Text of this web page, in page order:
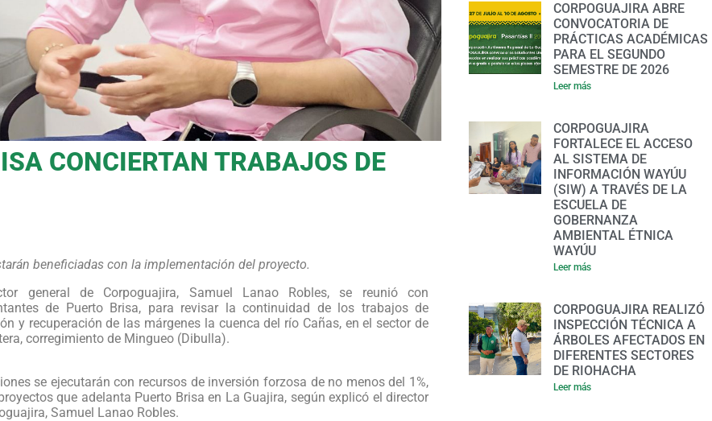
CONCIERTAN TRABAJOS DE
beneficiadas con la implementación del proyecto.
general de Corpoguajira, Samuel Lanao Robles, se reunió con
de Puerto Brisa, para revisar la continuidad de los trabajos de
y recuperación de las márgenes la cuenca del río Cañas, en el sector de
corregimiento de Mingueo (Dibulla).
se ejecutarán con recursos de inversión forzosa de no menos del 1%,
que adelanta Puerto Brisa en La Guajira, según explicó el director
Samuel Lanao Robles.
CORPOGUAJIRA ABRE
CONVOCATORIA DE
PRÁCTICAS ACADÉMICAS
PARA EL SEGUNDO
SEMESTRE DE 2026
Leer más
CORPOGUAJIRA
FORTALECE EL ACCESO
AL SISTEMA DE
INFORMACIÓN WAYÚU
(SIW) A TRAVÉS DE LA
ESCUELA DE
GOBERNANZA
AMBIENTAL ÉTNICA
WAYÚU
Leer más
CORPOGUAJIRA REALIZÓ
INSPECCIÓN TÉCNICA A
ÁRBOLES AFECTADOS EN
DIFERENTES SECTORES
DE RIOHACHA
Leer más